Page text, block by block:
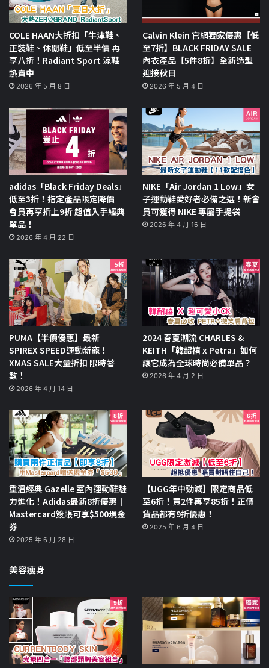
COLE HAAN大折扣「牛津鞋、
正裝鞋、休閒鞋」低至半價 再
享八折！Radiant Sport 涼鞋
熱賣中
2026 年 5 月 8 日
Calvin Klein 官網獨家優惠【低
至7折】BLACK FRIDAY SALE
內衣產品【5件8折】全新造型
迎接秋日
2026 年 5 月 4 日
adidas「Black Friday Deals」
低至3折！指定產品限定降價｜
會員再享折上9折 超值入手經典
單品！
2026 年 4 月 22 日
NIKE「Air Jordan 1 Low」女
子運動鞋愛好者必備之選！新會
員可獲得 NIKE 專屬手提袋
2026 年 4 月 16 日
PUMA【半價優惠】最新
SPIREX SPEED運動新寵！
XMAS SALE大量折扣 限時著
數！
2026 年 4 月 14 日
2024 春夏潮流 CHARLES &
KEITH「韓韶禧 x Petra」如何
讓它成為全球時尚必備單品？
2026 年 4 月 2 日
重溫經典 Gazelle 室內運動鞋魅
力進化！Adidas最新8折優惠｜
Mastercard簽賬可享$500現金
券
2025 年 6 月 28 日
【UGG年中勁減】限定商品低
至6折！買2件再享85折！正價
貨品都有9折優惠！
2025 年 6 月 4 日
美容瘦身